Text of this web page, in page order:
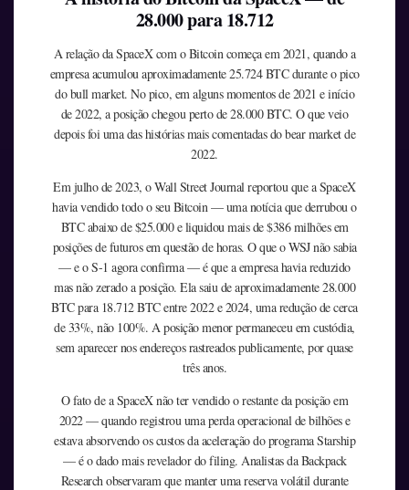
28.000 para 18.712
A relação da SpaceX com o Bitcoin começa em 2021, quando a
empresa acumulou aproximadamente 25.724 BTC durante o pico
do bull market. No pico, em alguns momentos de 2021 e início
de 2022, a posição chegou perto de 28.000 BTC. O que veio
depois foi uma das histórias mais comentadas do bear market de
2022.
Em julho de 2023, o Wall Street Journal reportou que a SpaceX
havia vendido todo o seu Bitcoin — uma notícia que derrubou o
BTC abaixo de $25.000 e liquidou mais de $386 milhões em
posições de futuros em questão de horas. O que o WSJ não sabia
— e o S-1 agora confirma — é que a empresa havia reduzido
mas não zerado a posição. Ela saiu de aproximadamente 28.000
BTC para 18.712 BTC entre 2022 e 2024, uma redução de cerca
de 33%, não 100%. A posição menor permaneceu em custódia,
sem aparecer nos endereços rastreados publicamente, por quase
três anos.
O fato de a SpaceX não ter vendido o restante da posição em
2022 — quando registrou uma perda operacional de bilhões e
estava absorvendo os custos da aceleração do programa Starship
— é o dado mais revelador do filing. Analistas da Backpack
Research observaram que manter uma reserva volátil durante